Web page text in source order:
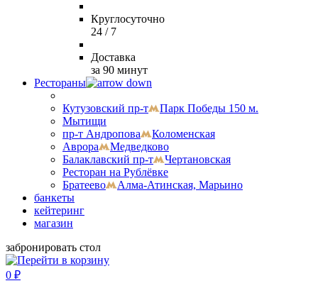
Круглосуточно
24 / 7
Доставка
за 90 минут
Рестораны
Кутузовский пр-т
Парк Победы 150 м.
Мытищи
пр-т Андропова
Коломенская
Аврора
Медведково
Балаклавский пр-т
Чертановская
Ресторан на Рублёвке
Братеево
Алма-Атинская, Марьино
банкеты
кейтеринг
магазин
забронировать стол
0 ₽